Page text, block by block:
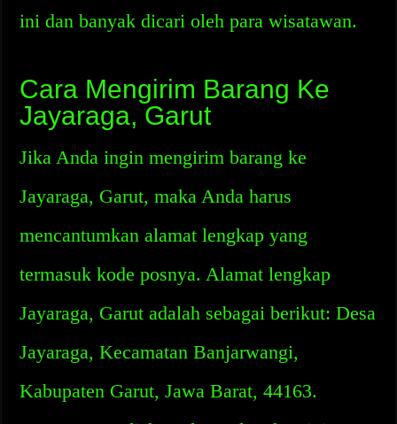
ini dan banyak dicari oleh para wisatawan.
Cara Mengirim Barang Ke
Jayaraga, Garut
Jika Anda ingin mengirim barang ke
Jayaraga, Garut, maka Anda harus
mencantumkan alamat lengkap yang
termasuk kode posnya. Alamat lengkap
Jayaraga, Garut adalah sebagai berikut: Desa
Jayaraga, Kecamatan Banjarwangi,
Kabupaten Garut, Jawa Barat, 44163.